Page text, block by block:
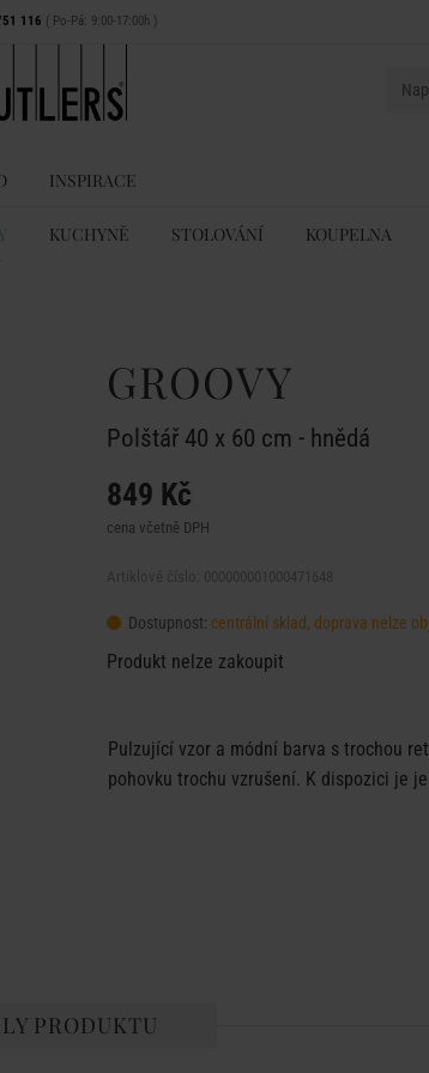
116 ( Po-Pá: 9:00-17:00h )
INSPIRACE
KUCHYNĚ STOLOVÁNÍ KOUPELNA
GROOVY
Polštář 40 x 60 cm - hnědá
849 Kč
cena včetně DPH
Dostupnost: centrální sklad, doprava nelze
Produkt nelze zakoupit
Pulzující vzor a módní barva s trochou
pohovku trochu vzrušení. K dispozici je
PRODUKTU